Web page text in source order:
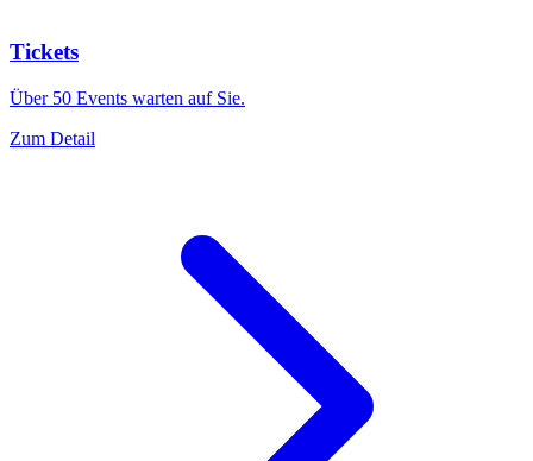
Tickets
Über 50 Events warten auf Sie.
Zum Detail